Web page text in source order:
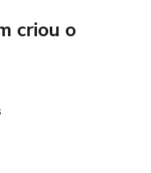
criou o